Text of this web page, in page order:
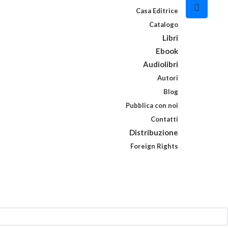
Casa Editrice
Catalogo
Libri
Ebook
Audiolibri
Autori
Blog
Pubblica con noi
Contatti
Distribuzione
Foreign Rights